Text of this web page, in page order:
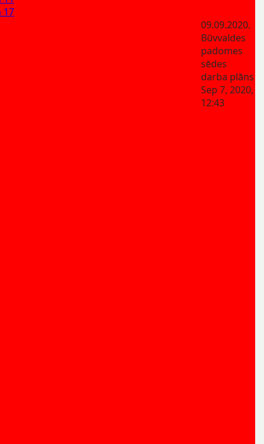
17
09.09.2020.
Būvvaldes
padomes
sēdes
darba plāns
Sep 7, 2020,
12:43